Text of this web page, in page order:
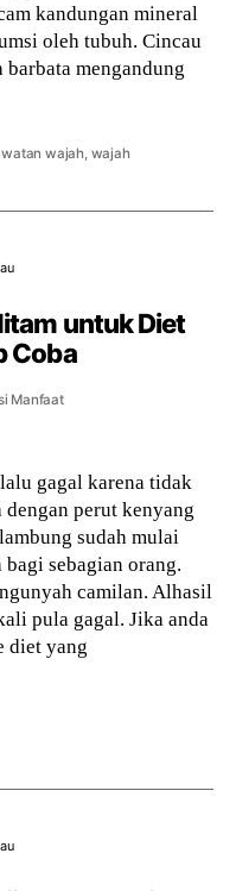
kandungan mineral
oleh tubuh. Cincau
mengandung
wajah, wajah
untuk Diet
Coba
Manfaat
gagal karena tidak
dengan perut kenyang
sudah mulai
sebagian orang.
camilan. Alhasil
pula gagal. Jika anda
diet yang